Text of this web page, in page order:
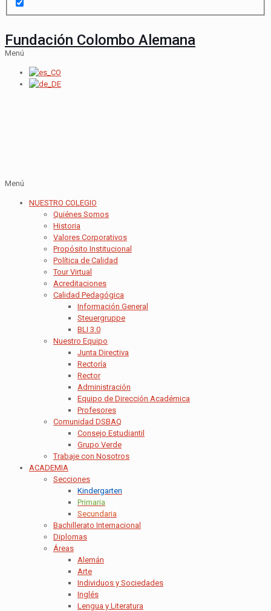
Fundación Colombo Alemana
Menú
Menú
NUESTRO COLEGIO
Quiénes Somos
Historia
Valores Corporativos
Propósito Institucional
Política de Calidad
Tour Virtual
Acreditaciones
Calidad Pedagógica
Información General
Steuergruppe
BLI 3.0
Nuestro Equipo
Junta Directiva
Rectoría
Rector
Administración
Equipo de Dirección Académica
Profesores
Comunidad DSBAQ
Consejo Estudiantil
Grupo Verde
Trabaje con Nosotros
ACADEMIA
Secciones
Kindergarten
Primaria
Secundaria
Bachillerato Internacional
Diplomas
Áreas
Alemán
Arte
Individuos y Sociedades
Inglés
Lengua y Literatura